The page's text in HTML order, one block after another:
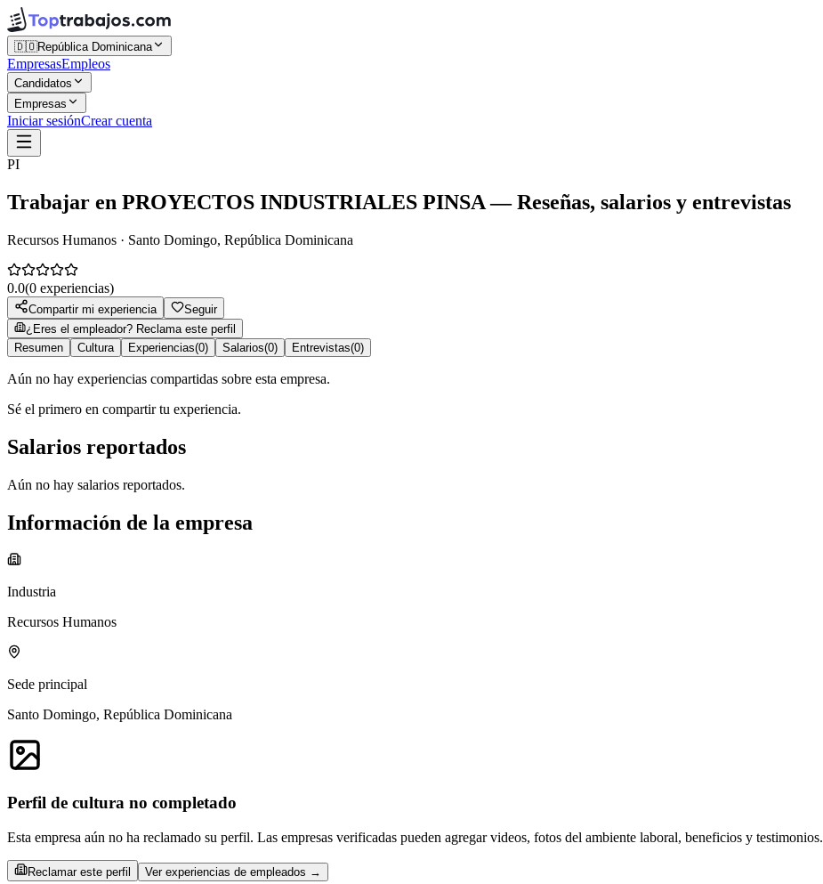
🇩🇴República Dominicana
EmpresasEmpleos
Candidatos
Empresas
Iniciar sesiónCrear cuenta
PI
Trabajar en PROYECTOS INDUSTRIALES PINSA— Reseñas, salarios y entrevistas
Recursos Humanos · Santo Domingo, República Dominicana
0.0(0 experiencias)
Compartir mi experiencia
Seguir
¿Eres el empleador? Reclama este perfil
Resumen
Cultura Experiencias(0) Salarios(0) Entrevistas(0)
Aún no hay experiencias compartidas sobre esta empresa.
Sé el primero en compartir tu experiencia.
Salarios reportados
Aún no hay salarios reportados.
Información de la empresa
Industria
Recursos Humanos
Sede principal
Santo Domingo, República Dominicana
Perfil de cultura no completado
Esta empresa aún no ha reclamado su perfil. Las empresas verificadas pueden agregar videos, fotos del ambiente laboral, beneficios y testimonios.
Reclamar este perfil Ver experiencias de empleados →